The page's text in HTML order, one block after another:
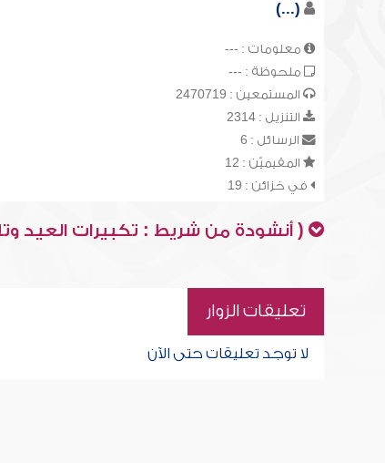
(...)
معلومات : ---
ملحوظة : ---
المستمعين : 2470719
التنزيل : 2314
الرسائل : 6
المقيميّن : 12
في خزائن : 19
( أنشودة من شريط : تكبيرات العيد
تعليقات الزوار
لا توجد تعليقات حتى الآن